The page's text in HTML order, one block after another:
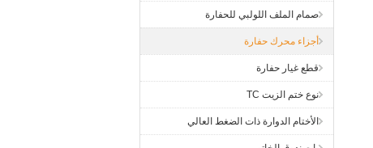
صمام الملف اللولبي للحفارة
أجزاء محرك حفارة
قطع غيار حفارة
نوع ختم الزيت TC
الأختام الدوارة ذات الضغط العالي